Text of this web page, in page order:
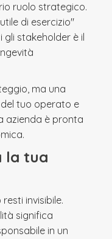
ruolo strategico.
di esercizio"
stakeholder è il
ma una
tuo operato e
azienda è pronta
la tua
invisibile.
significa
in un